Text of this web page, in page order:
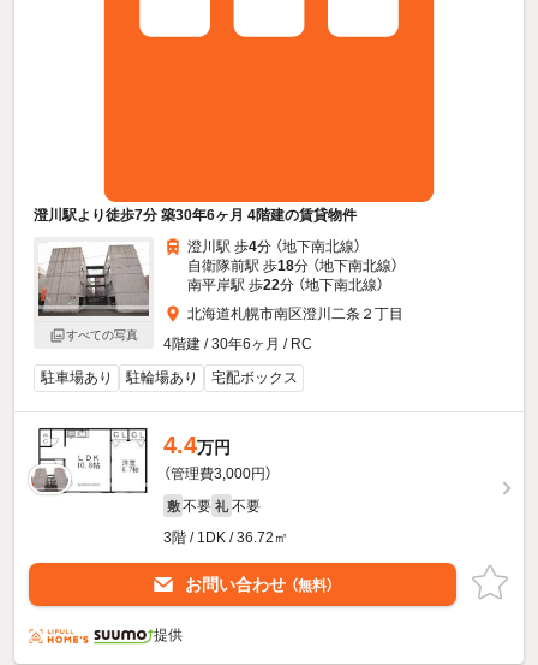
澄川駅より徒歩7分 築30年6ヶ月 4階建の賃貸物件
すべての写真
澄川駅 歩4分 （地下南北線）
自衛隊前駅 歩18分 （地下南北線）
南平岸駅 歩22分 （地下南北線）
北海道札幌市南区澄川二条２丁目
4階建 / 30年6ヶ月 / RC
駐車場あり
駐輪場あり 宅配ボックス
4.4万円
（管理費3,000円）
敷 不要 礼 不要
3階 / 1DK / 36.72㎡
お問い合わせ （無料）
提供